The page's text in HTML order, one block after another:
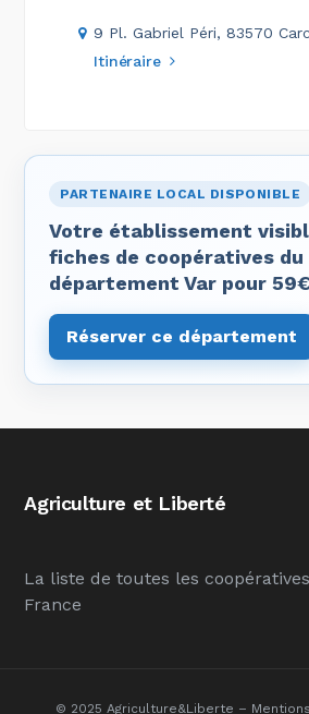
9 Pl. Gabriel Péri, 83570
Itinéraire
PARTENAIRE LOCAL DISPONIBLE
Votre établissement
fiches de coopératives du
département Var pour
Réserver ce département
Agriculture et Liberté
La liste de toutes les
France
© 2025 Agriculture&Liberte –